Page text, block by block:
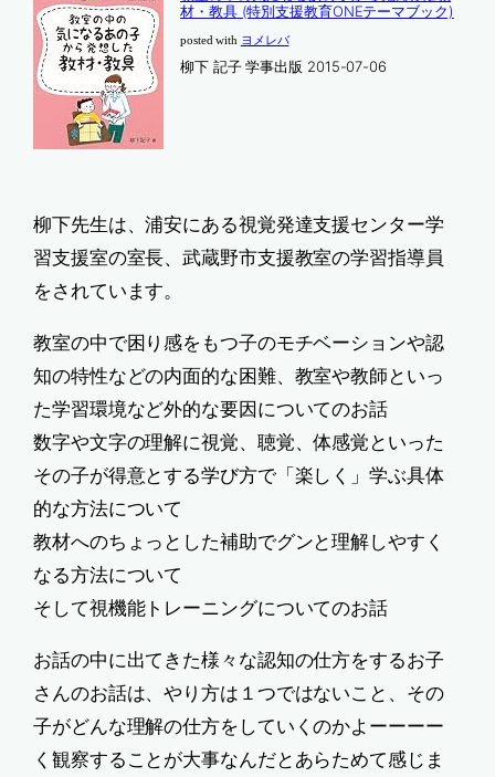
材・教具 (特別支援教育ONEテーマブック)
posted with ヨメレバ
柳下 記子 学事出版 2015-07-06
柳下先生は、浦安にある視覚発達支援センター学
習支援室の室長、武蔵野市支援教室の学習指導員
をされています。
教室の中で困り感をもつ子のモチベーションや認
知の特性などの内面的な困難、教室や教師といっ
た学習環境など外的な要因についてのお話
数字や文字の理解に視覚、聴覚、体感覚といった
その子が得意とする学び方で「楽しく」学ぶ具体
的な方法について
教材へのちょっとした補助でグンと理解しやすく
なる方法について
そして視機能トレーニングについてのお話
お話の中に出てきた様々な認知の仕方をするお子
さんのお話は、やり方は１つではないこと、その
子がどんな理解の仕方をしていくのかよーーーー
く観察することが大事なんだとあらためて感じま